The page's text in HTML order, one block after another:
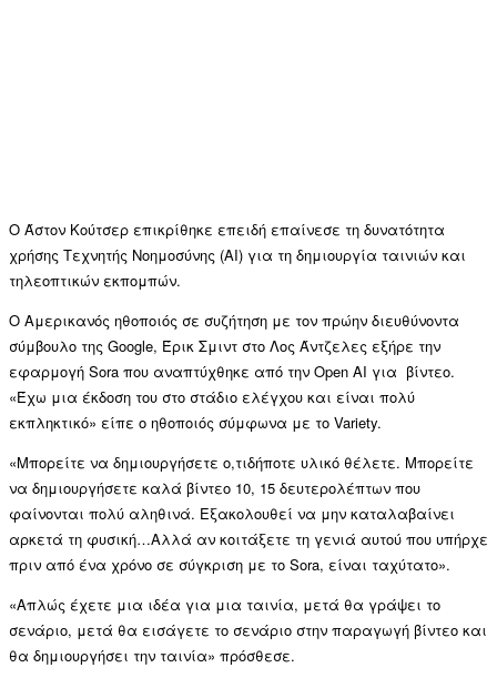
Ο Άστον Κούτσερ επικρίθηκε επειδή επαίνεσε τη δυνατότητα
χρήσης Τεχνητής Νοημοσύνης (AI) για τη δημιουργία ταινιών και
τηλεοπτικών εκπομπών.
Ο Αμερικανός ηθοποιός σε συζήτηση με τον πρώην διευθύνοντα
σύμβουλο της Google, Έρικ Σμιντ στο Λος Άντζελες εξήρε την
εφαρμογή Sora που αναπτύχθηκε από την Open AI για βίντεο.
«Έχω μια έκδοση του στο στάδιο ελέγχου και είναι πολύ
εκπληκτικό» είπε ο ηθοποιός σύμφωνα με το Variety.
«Μπορείτε να δημιουργήσετε ο,τιδήποτε υλικό θέλετε. Μπορείτε
να δημιουργήσετε καλά βίντεο 10, 15 δευτερολέπτων που
φαίνονται πολύ αληθινά. Εξακολουθεί να μην καταλαβαίνει
αρκετά τη φυσική…Αλλά αν κοιτάξετε τη γενιά αυτού που υπήρχε
πριν από ένα χρόνο σε σύγκριση με το Sora, είναι ταχύτατο».
«Απλώς έχετε μια ιδέα για μια ταινία, μετά θα γράψει το
σενάριο, μετά θα εισάγετε το σενάριο στην παραγωγή βίντεο και
θα δημιουργήσει την ταινία» πρόσθεσε.